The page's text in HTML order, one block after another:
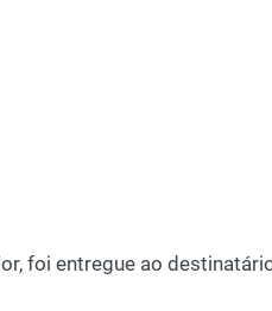
foi entregue ao